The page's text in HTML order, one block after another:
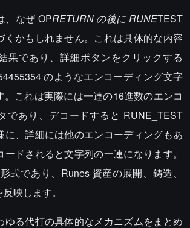
、なぜ OPRETURN の後に RUNETEST
くかもしれません。これは具体的な内容
果であり、詳細ボタンをクリックする
のようなエンコーディング文字
。これは実際には一連の16進数のエンコ
であり、デコードすると RUNE_TEST
に、詳細には他のエンコーディングもあ
ードされると文字列の一連になります。
式であり、Runes 資産の展開、鋳造、
映します。
ゆる代打の具体的なメカニズムをまとめ